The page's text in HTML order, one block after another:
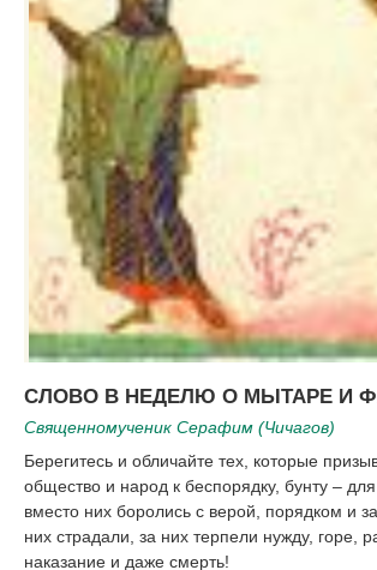
СЛОВО В НЕДЕЛЮ О МЫТАРЕ И
Священномученик Серафим (Чичагов)
Берегитесь и обличайте тех, которые
общество и народ к беспорядку, бунту –
вместо них боролись с верой, порядком и
них страдали, за них терпели нужду, горе,
наказание и даже смерть!